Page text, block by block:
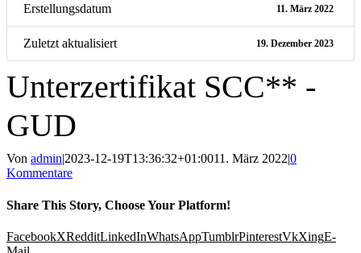
Erstellungsdatum 11. März 2022
Zuletzt aktualisiert 19. Dezember 2023
Unterzertifikat SCC** -
GUD
Von admin|2023-12-19T13:36:32+01:0011. März 2022|0
Kommentare
Share This Story, Choose Your Platform!
FacebookXRedditLinkedInWhatsAppTumblrPinterestVkXingE-